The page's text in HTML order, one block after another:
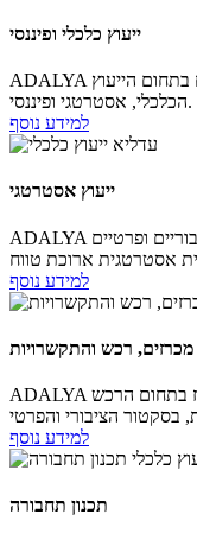
ייעוץ כלכלי ופיננסי
ADALYA מציעה מגוון מוצרים ייחודיים ומותאמים ללקוח בתחום הייעוץ
הכלכלי, אסטרטגי ופיננסי.
למידע נוסף
ייעוץ אסטרטגי
ADALYA מתמחה במתן ייעוץ אסטרטגי למכלול גופים ציבוריים ופרטיים
למידע נוסף
מכרזים, רכש והתקשרויות
ADALYA בעלת ניסיון רב והתמקצעות בליווי תהליכי מכרז בתחום הרכש
למידע נוסף
תכנון תחבורה